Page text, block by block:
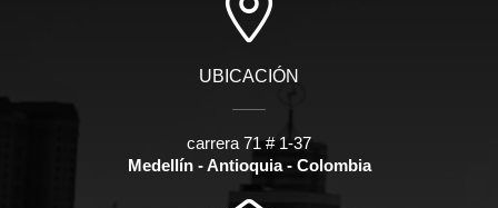
UBICACIÓN
carrera 71 # 1-37
Medellín - Antioquia - Colombia